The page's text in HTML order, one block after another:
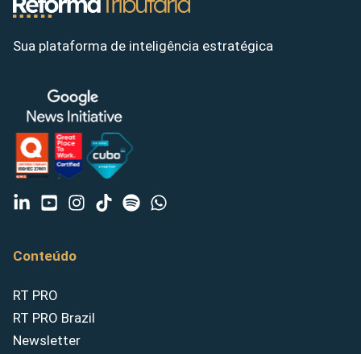
Sua plataforma de inteligência estratégica
Conteúdo
RT PRO
RT PRO Brazil
Newsletter